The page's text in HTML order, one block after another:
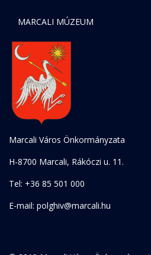
MARCALI MÚZEUM
Marcali Város Önkormányzata
H-8700 Marcali, Rákóczi u. 11.
Tel: +36 85 501 000
E-mail: polghiv@marcali.hu